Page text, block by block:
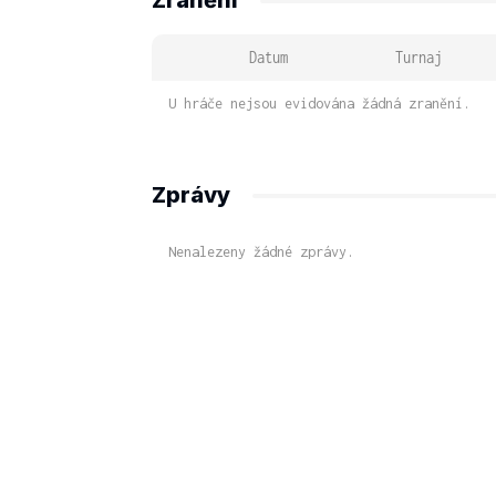
Datum Turnaj
U hráče nejsou evidována žádná zranění.
Zprávy
Nenalezeny žádné zprávy.